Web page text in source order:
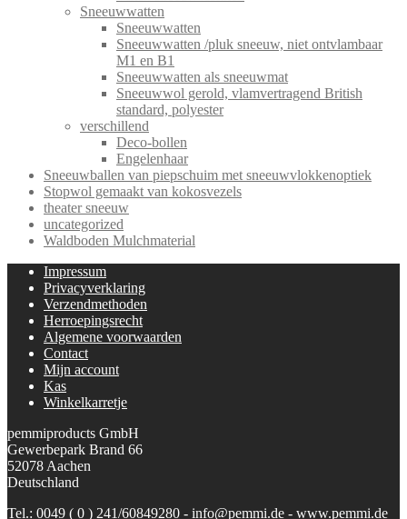
Sneeuwwatten
Sneeuwwatten
Sneeuwwatten /pluk sneeuw, niet ontvlambaar
M1 en B1
Sneeuwwatten als sneeuwmat
Sneeuwwol gerold, vlamvertragend British
standard, polyester
verschillend
Deco-bollen
Engelenhaar
Sneeuwballen van piepschuim met sneeuwvlokkenoptiek
Stopwol gemaakt van kokosvezels
theater sneeuw
uncategorized
Waldboden Mulchmaterial
Impressum
Privacyverklaring
Verzendmethoden
Herroepingsrecht
Algemene voorwaarden
Contact
Mijn account
Kas
Winkelkarretje
pemmiproducts GmbH
Gewerbepark Brand 66
52078 Aachen
Deutschland
Tel.: 0049 ( 0 ) 241/60849280 - info@pemmi.de - www.pemmi.de